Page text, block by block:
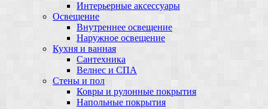
Интерьерные аксессуары
Освещение
Внутреннее освещение
Наружное освещение
Кухня и ванная
Сантехника
Велнес и СПА
Стены и пол
Ковры и рулонные покрытия
Напольные покрытия